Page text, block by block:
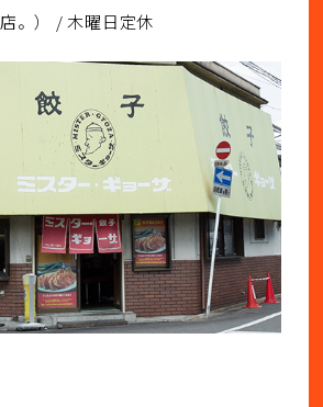
店。） / 木曜日定休